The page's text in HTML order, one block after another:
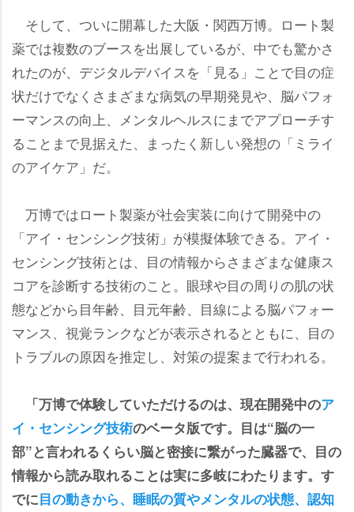
そして、ついに開幕した大阪・関西万博。ロート製
薬では複数のブースを出展しているが、中でも驚かさ
れたのが、デジタルデバイスを「見る」ことで目の症
状だけでなくさまざまな病気の早期発見や、脳パフォ
ーマンスの向上、メンタルヘルスにまでアプローチす
ることまで見据えた、まったく新しい発想の「ミライ
のアイケア」だ。
万博ではロート製薬が社会実装に向けて開発中の
「アイ・センシング技術」が模擬体験できる。アイ・
センシング技術とは、目の情報からさまざまな健康ス
コアを診断する技術のこと。眼球や目の周りの肌の状
態などから目年齢、目元年齢、目線による脳パフォー
マンス、視覚ランクなどが表示されるとともに、目の
トラブルの原因を推定し、対策の提案まで行われる。
「万博で体験していただけるのは、現在開発中のア
イ・センシング技術のベータ版です。目は“脳の一
部”と言われるくらい脳と密接に繋がった臓器で、目の
情報から読み取れることは実に多岐にわたります。す
でに目の動きから、睡眠の質やメンタルの状態、認知